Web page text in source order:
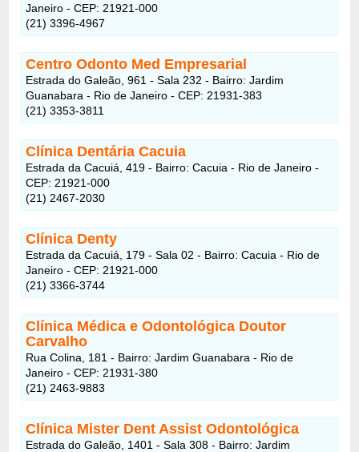
Janeiro - CEP: 21921-000
(21) 3396-4967
Centro Odonto Med Empresarial
Estrada do Galeão, 961 - Sala 232 - Bairro: Jardim
Guanabara - Rio de Janeiro - CEP: 21931-383
(21) 3353-3811
Clínica Dentária Cacuia
Estrada da Cacuiá, 419 - Bairro: Cacuia - Rio de Janeiro -
CEP: 21921-000
(21) 2467-2030
Clínica Denty
Estrada da Cacuiá, 179 - Sala 02 - Bairro: Cacuia - Rio de
Janeiro - CEP: 21921-000
(21) 3366-3744
Clínica Médica e Odontológica Doutor
Carvalho
Rua Colina, 181 - Bairro: Jardim Guanabara - Rio de
Janeiro - CEP: 21931-380
(21) 2463-9883
Clínica Mister Dent Assist Odontológica
Estrada do Galeão, 1401 - Sala 308 - Bairro: Jardim